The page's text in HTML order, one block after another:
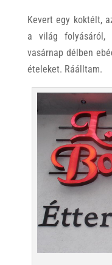
Kevert egy koktélt,
a világ folyásáról,
vasárnap délben
ételeket. Ráálltam.